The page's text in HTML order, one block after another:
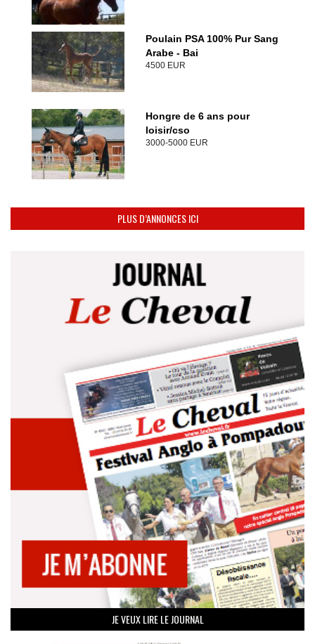
Poulain PSA 100% Pur Sang
Arabe - Bai
4500 EUR
Hongre de 6 ans pour
loisir/cso
3000-5000 EUR
PLUS D’ANNONCES ICI
JE VEUX LIRE LE JOURNAL